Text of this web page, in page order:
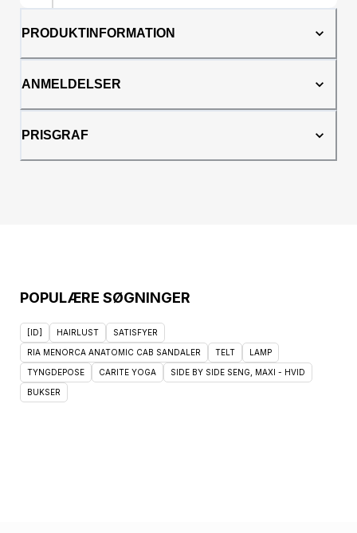
PRODUKTINFORMATION
ANMELDELSER
PRISGRAF
POPULÆRE SØGNINGER
[ID] HAIRLUST SATISFYER
RIA MENORCA ANATOMIC CAB SANDALER TELT LAMP
TYNGDEPOSE CARITE YOGA SIDE BY SIDE SENG, MAXI - HVID
BUKSER